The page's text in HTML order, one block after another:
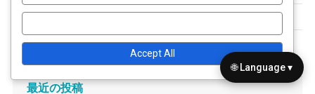
4-2-4 戦術的利点
最近の投稿
Accept All
🌐 Language ▾